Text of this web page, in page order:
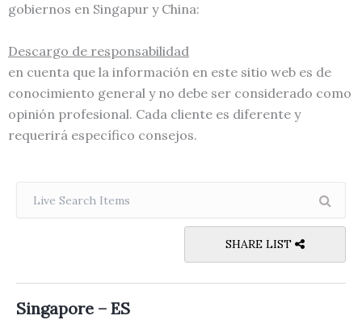
gobiernos en Singapur y China:
Descargo de responsabilidad
en cuenta que la información en este sitio web es de
conocimiento general y no debe ser considerado como
opinión profesional. Cada cliente es diferente y
requerirá específico consejos.
SHARE LIST
Singapore – ES